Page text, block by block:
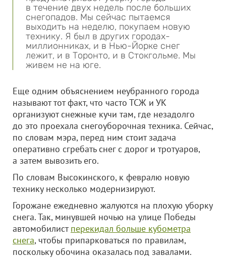
в течение двух недель после больших
снегопадов. Мы сейчас пытаемся
выходить на неделю, покупаем новую
технику. Я был в других городах-
миллионниках, и в Нью-Йорке снег
лежит, и в Торонто, и в Стокгольме. Мы
живем не на юге.
Еще одним объяснением неубранного города
называют тот факт, что часто ТСЖ и УК
организуют снежные кучи там, где незадолго
до это проехала снегоуборочная техника. Сейчас,
по словам мэра, перед ним стоит задача
оперативно сгребать снег с дорог и тротуаров,
а затем вывозить его.
По словам Высокинского, к февралю новую
технику несколько модернизируют.
Горожане ежедневно жалуются на плохую уборку
снега. Так, минувшей ночью на улице Победы
автомобилистперекидал больше кубометра
снега, чтобы припарковаться по правилам,
поскольку обочина оказалась под завалами.